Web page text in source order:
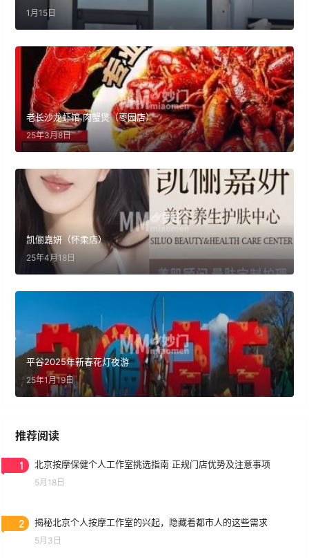
1月15日
老长沙龙虾馆.肉蟹煲（枣园店）
25年3月8日
凯俪嘉妍（怀柔店）
25年4月18日
平谷2025年新春花灯夜游
25年1月19日
推荐阅读
1 北京按摩保健个人工作室挑选指南 正规门店优势及注意事项
5月18日
2 揭秘北京个人按摩工作室的兴起，隐藏着都市人的这些需求
5月3日